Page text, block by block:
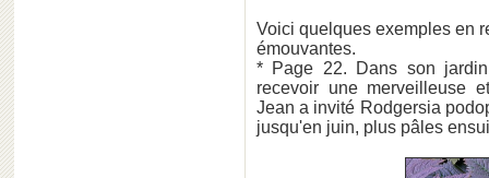
Voici quelques exemples en
émouvantes.
* Page 22. Dans son
recevoir une merveilleuse
Jean a invité Rodgersia
jusqu'en juin, plus pâles